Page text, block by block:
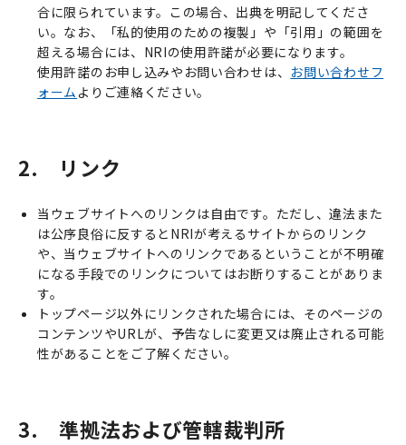
合に限られています。この場合、出典を明記してくださ
い。なお、「私的使用のための複製」や「引用」の範囲を
超える場合には、NRIの使用許諾が必要になります。
使用許諾のお申し込みやお問い合わせは、 お問い合わせフ
ォーム よりご連絡ください。
2. リンク
当ウェブサイトへのリンクは自由です。ただし、違法また
は公序良俗に反するとNRIが考えるサイトからのリンク
や、当ウェブサイトへのリンクであるということが不明確
になる手段でのリンクについてはお断りすることがありま
す。
トップページ以外にリンクされた場合には、そのページの
コンテンツやURLが、予告なしに変更又は廃止される可能
性があることをご了解ください。
3. 準拠法および管轄裁判所